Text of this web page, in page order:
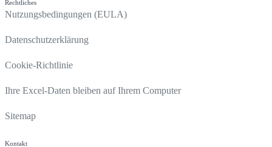
Rechtliches
Nutzungsbedingungen (EULA)
Datenschutzerklärung
Cookie-Richtlinie
Ihre Excel-Daten bleiben auf Ihrem Computer
Sitemap
Kontakt